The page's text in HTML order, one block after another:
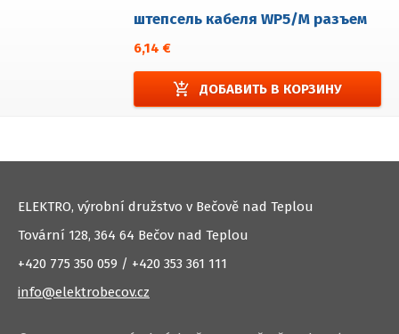
штепсель кабеля WP5/M разъем
6,14 €
add_shopping_cart ДОБАВИТЬ В КОРЗИНУ
ELEKTRO, výrobní družstvo v Bečově nad Teplou
Tovární 128, 364 64 Bečov nad Teplou
+420 775 350 059 / +420 353 361 111
info@elektrobecov.cz